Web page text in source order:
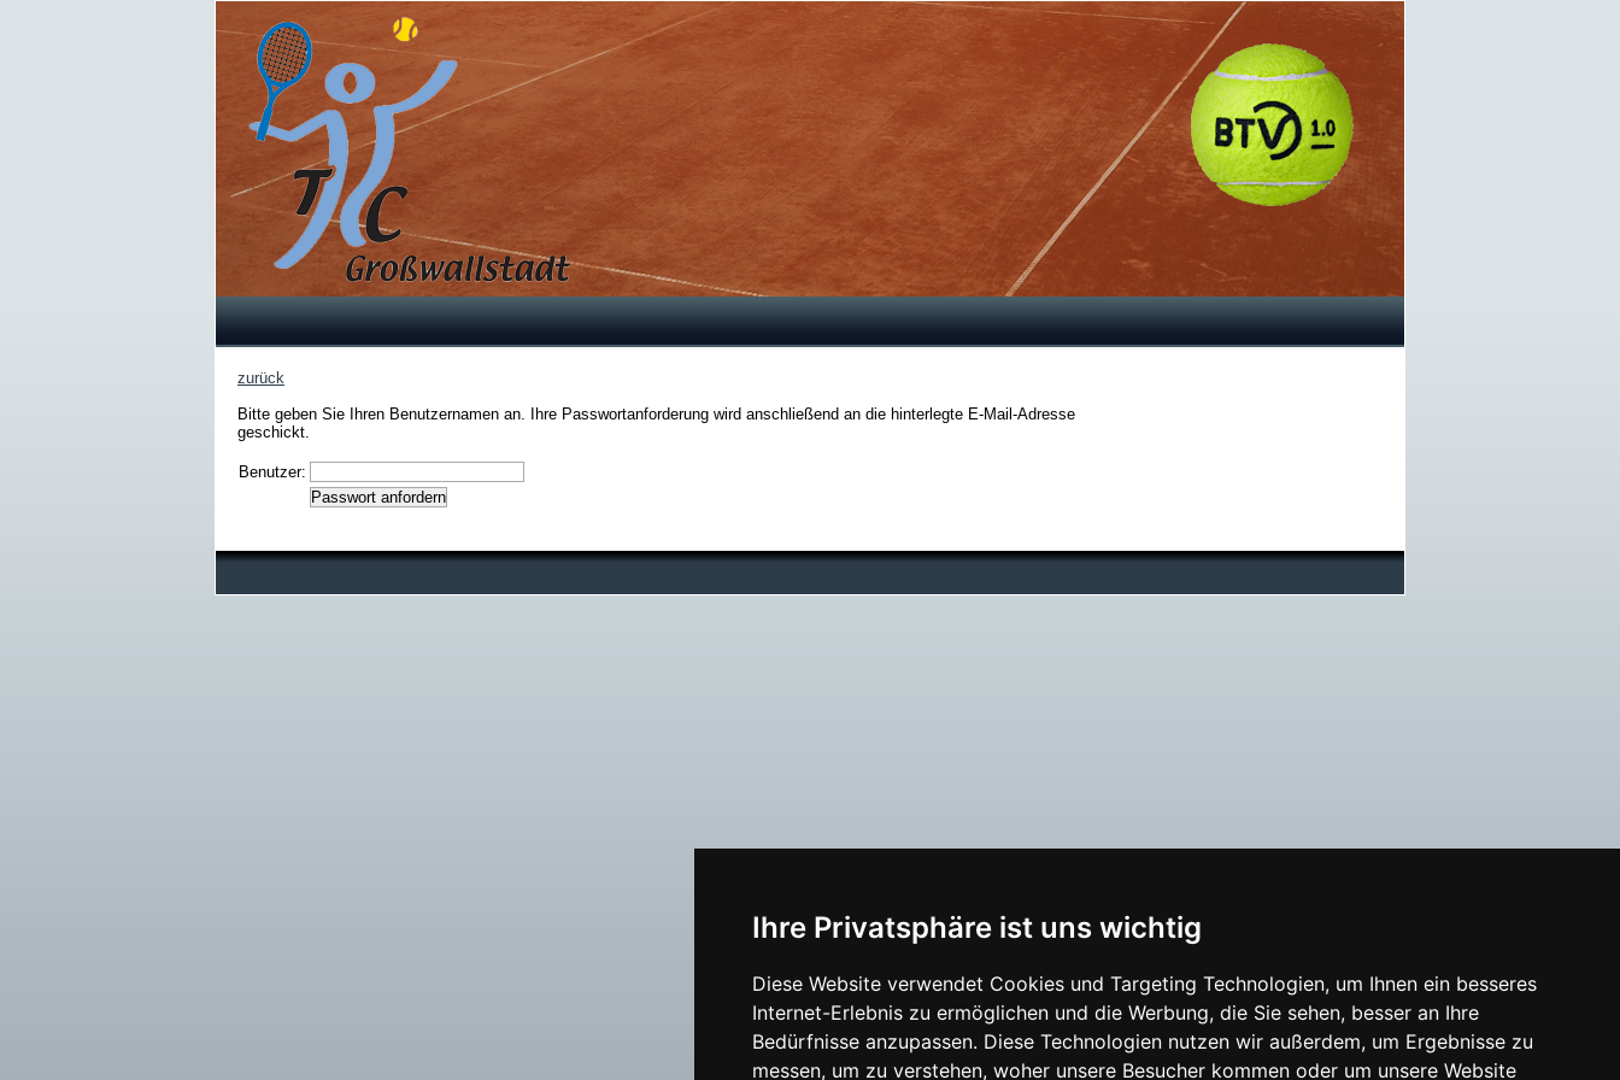
Ihre Privatsphäre ist uns wichtig
Diese Website verwendet Cookies und Targeting Technologien, um Ihnen ein besseres
Internet-Erlebnis zu ermöglichen und die Werbung, die Sie sehen, besser an Ihre
Bedürfnisse anzupassen. Diese Technologien nutzen wir außerdem, um Ergebnisse zu
messen, um zu verstehen, woher unsere Besucher kommen oder um unsere Website
zurück
Bitte geben Sie Ihren Benutzernamen an. Ihre Passwortanforderung wird anschließend an die hinterlegte E-Mail-Adresse
geschickt.
Benutzer: